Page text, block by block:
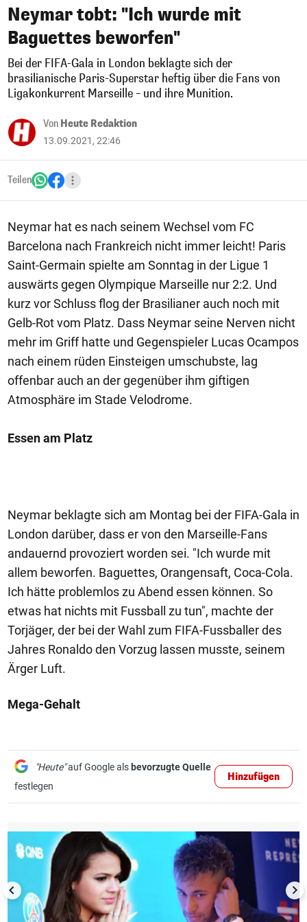
Neymar tobt: "Ich wurde mit
Baguettes beworfen"
Bei der FIFA-Gala in London beklagte sich der
brasilianische Paris-Superstar heftig über die Fans von
Ligakonkurrent Marseille – und ihre Munition.
Von Heute Redaktion
13.09.2021, 22:46
Teilen
Neymar hat es nach seinem Wechsel vom FC
Barcelona nach Frankreich nicht immer leicht! Paris
Saint-Germain spielte am Sonntag in der Ligue 1
auswärts gegen Olympique Marseille nur 2:2. Und
kurz vor Schluss flog der Brasilianer auch noch mit
Gelb-Rot vom Platz. Dass Neymar seine Nerven nicht
mehr im Griff hatte und Gegenspieler Lucas Ocampos
nach einem rüden Einsteigen umschubste, lag
offenbar auch an der gegenüber ihm giftigen
Atmosphäre im Stade Velodrome.
Essen am Platz
Neymar beklagte sich am Montag bei der FIFA-Gala in
London darüber, dass er von den Marseille-Fans
andauernd provoziert worden sei. "Ich wurde mit
allem beworfen. Baguettes, Orangensaft, Coca-Cola.
Ich hätte problemlos zu Abend essen können. So
etwas hat nichts mit Fussball zu tun", machte der
Torjäger, der bei der Wahl zum FIFA-Fussballer des
Jahres Ronaldo den Vorzug lassen musste, seinem
Ärger Luft.
Mega-Gehalt
"Heute"auf Google als bevorzugte Quelle
festlegen
Hinzufügen
1/6